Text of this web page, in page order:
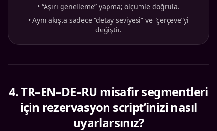
• “Aşırı genelleme” yapma; ölçümle doğrula.
• Aynı akışta sadece “detay seviyesi” ve “çerçeve”yi
değiştir.
4.TR–EN–DE–RU misafir segmentleri
için rezervasyon script’inizi nasıl
uyarlarsınız?